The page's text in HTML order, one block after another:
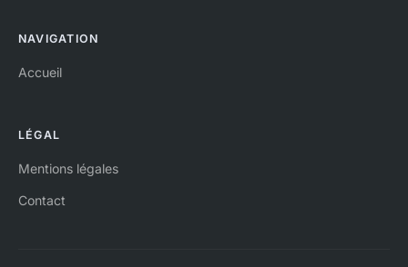
NAVIGATION
Accueil
LÉGAL
Mentions légales
Contact